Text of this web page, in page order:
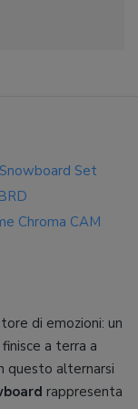
Set
Chroma CAM
di emozioni: un
a terra a
questo alternarsi
rappresenta